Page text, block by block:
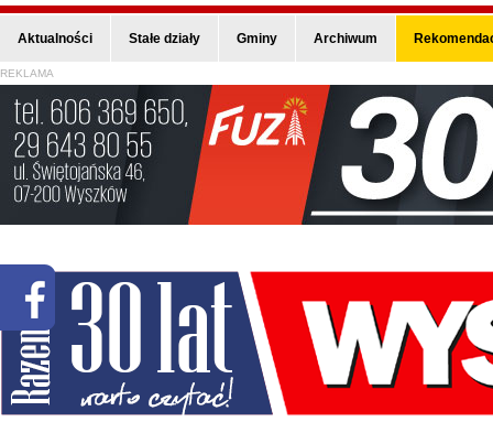
Aktualności Stałe działy Gminy Archiwum
REKLAMA